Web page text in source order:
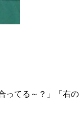
ってる～？」「右の